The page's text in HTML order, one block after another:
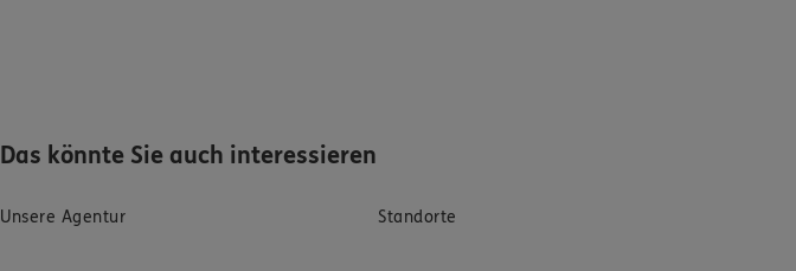
Das könnte Sie auch interessieren
Unsere Agentur Standorte